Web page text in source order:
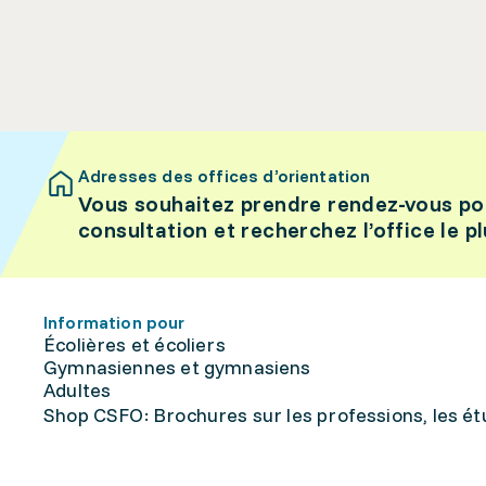
Adresses des offices d’orientation
Vous souhaitez prendre rendez-vous
consultation et recherchez l’office le
Information pour
Écolières et écoliers
Gymnasiennes et gymnasiens
Adultes
Shop CSFO: Brochures sur les professions, les